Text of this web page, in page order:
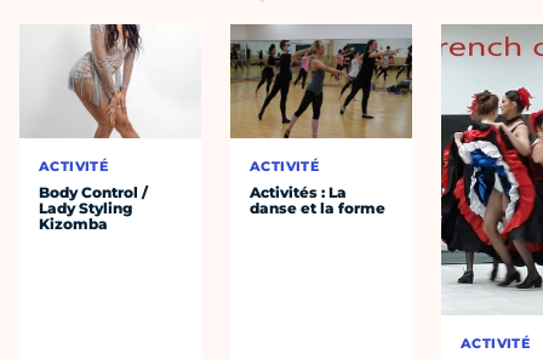
ACTIVITÉ
Body Control /
Lady Styling
Kizomba
ACTIVITÉ
Activités : La
danse et la forme
ACTIVITÉ